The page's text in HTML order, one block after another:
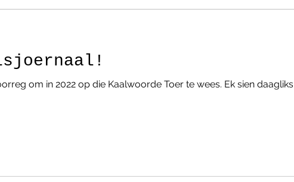
om in 2022 op die Kaalwoorde Toer te wees. Ek sien daagliks